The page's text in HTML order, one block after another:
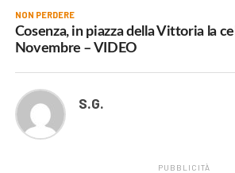
NON PERDERE
Cosenza, in piazza della Vittoria la
Novembre – VIDEO
S.G.
PUBBLICITÀ